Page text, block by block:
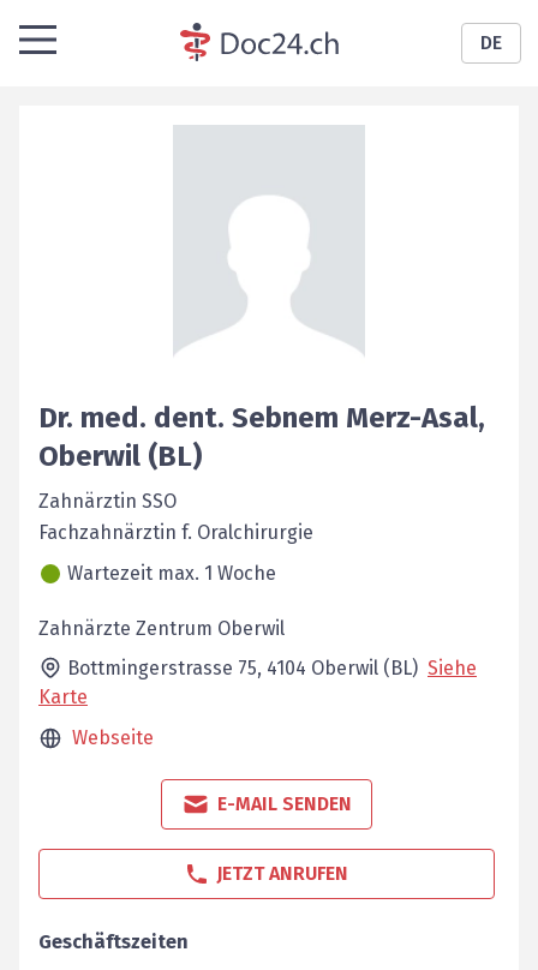
DE
Dr. med. dent. Sebnem Merz-Asal,
Oberwil (BL)
Zahnärztin SSO
Fachzahnärztin f. Oralchirurgie
Wartezeit max. 1 Woche
Zahnärzte Zentrum Oberwil
Bottmingerstrasse 75, 4104 Oberwil (BL) Siehe
Karte
Webseite
E-MAIL SENDEN
JETZT ANRUFEN
Geschäftszeiten